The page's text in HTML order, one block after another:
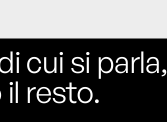
cui si parla,
resto.